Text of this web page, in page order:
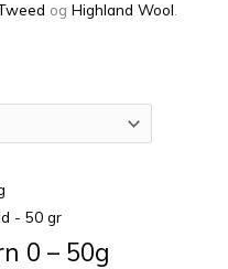
og Highland Wool
- 50 gr
0 – 50g